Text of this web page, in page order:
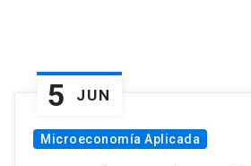
5 JUN
Microeconomía Aplicada